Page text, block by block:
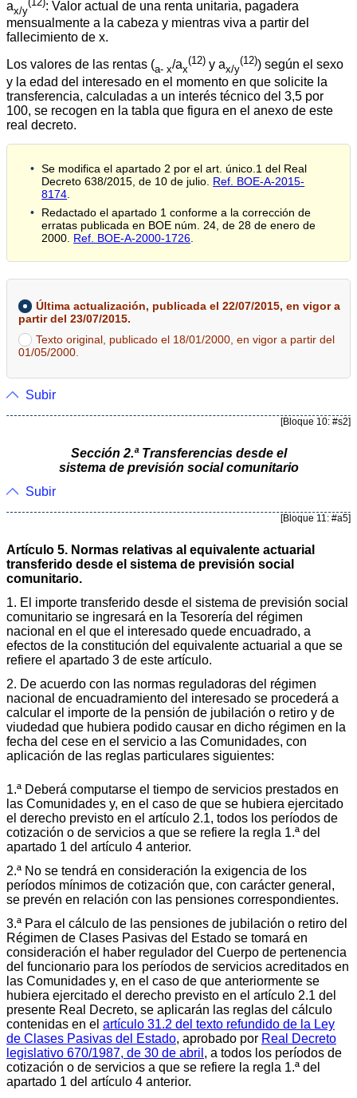
ax/y
: Valor actual de una renta unitaria, pagadera
mensualmente a la cabeza y mientras viva a partir del
fallecimiento de x.
Los valores de las rentas (a- x/ax
(12) y ax/y
(12)) según el sexo
y la edad del interesado en el momento en que solicite la
transferencia, calculadas a un interés técnico del 3,5 por
100, se recogen en la tabla que figura en el anexo de este
real decreto.
Se modifica el apartado 2 por el art. único.1 del Real
Decreto 638/2015, de 10 de julio. Ref. BOE-A-2015-
8174
Redactado el apartado 1 conforme a la corrección de
erratas publicada en BOE núm. 24, de 28 de enero de
2000. Ref. BOE-A-2000-1726
Última actualización, publicada el 22/07/2015, en vigor a
partir del 23/07/2015.
Texto original, publicado el 18/01/2000, en vigor a partir del
01/05/2000.
Subir
[Bloque 10: #s2]
Sección 2.ª Transferencias desde el
sistema de previsión social comunitario
Subir
[Bloque 11: #a5]
Artículo 5. Normas relativas al equivalente actuarial
transferido desde el sistema de previsión social
comunitario.
1. El importe transferido desde el sistema de previsión social
comunitario se ingresará en la Tesorería del régimen
nacional en el que el interesado quede encuadrado, a
efectos de la constitución del equivalente actuarial a que se
refiere el apartado 3 de este artículo.
2. De acuerdo con las normas reguladoras del régimen
nacional de encuadramiento del interesado se procederá a
calcular el importe de la pensión de jubilación o retiro y de
viudedad que hubiera podido causar en dicho régimen en la
fecha del cese en el servicio a las Comunidades, con
aplicación de las reglas particulares siguientes:
1.ª Deberá computarse el tiempo de servicios prestados en
las Comunidades y, en el caso de que se hubiera ejercitado
el derecho previsto en el artículo 2.1, todos los períodos de
cotización o de servicios a que se refiere la regla 1.ª del
apartado 1 del artículo 4 anterior.
2.ª No se tendrá en consideración la exigencia de los
períodos mínimos de cotización que, con carácter general,
se prevén en relación con las pensiones correspondientes.
3.ª Para el cálculo de las pensiones de jubilación o retiro del
Régimen de Clases Pasivas del Estado se tomará en
consideración el haber regulador del Cuerpo de pertenencia
del funcionario para los períodos de servicios acreditados en
las Comunidades y, en el caso de que anteriormente se
hubiera ejercitado el derecho previsto en el artículo 2.1 del
presente Real Decreto, se aplicarán las reglas del cálculo
contenidas en el artículo 31.2 del texto refundido de la Ley
de Clases Pasivas del Estado, aprobado por Real Decreto
legislativo 670/1987, de 30 de abril , a todos los períodos de
cotización o de servicios a que se refiere la regla 1.ª del
apartado 1 del artículo 4 anterior.